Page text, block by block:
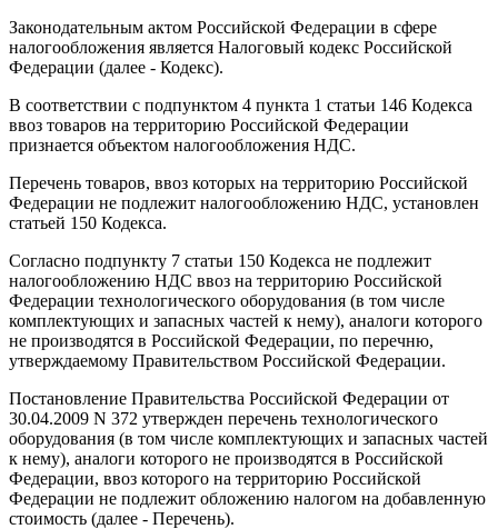
Законодательным актом Российской Федерации в сфере
налогообложения является Налоговый кодекс Российской
Федерации (далее - Кодекс).
В соответствии с подпунктом 4 пункта 1 статьи 146 Кодекса
ввоз товаров на территорию Российской Федерации
признается объектом налогообложения НДС.
Перечень товаров, ввоз которых на территорию Российской
Федерации не подлежит налогообложению НДС, установлен
статьей 150 Кодекса.
Согласно подпункту 7 статьи 150 Кодекса не подлежит
налогообложению НДС ввоз на территорию Российской
Федерации технологического оборудования (в том числе
комплектующих и запасных частей к нему), аналоги которого
не производятся в Российской Федерации, по перечню,
утверждаемому Правительством Российской Федерации.
Постановление Правительства Российской Федерации от
30.04.2009 N 372 утвержден перечень технологического
оборудования (в том числе комплектующих и запасных частей
к нему), аналоги которого не производятся в Российской
Федерации, ввоз которого на территорию Российской
Федерации не подлежит обложению налогом на добавленную
стоимость (далее - Перечень).